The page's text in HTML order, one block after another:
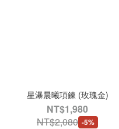
星瀑晨曦項鍊 (玫瑰金)
NT$1,980
NT$2,080 -5%